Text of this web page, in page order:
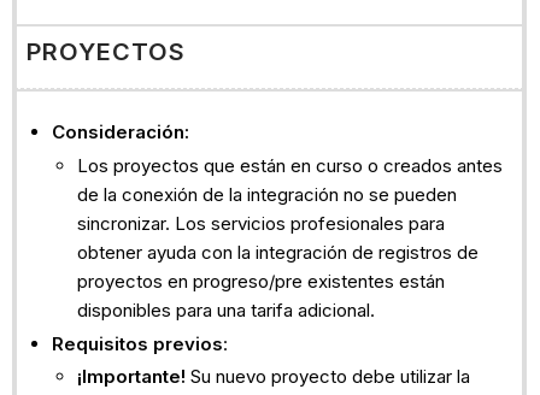
PROYECTOS
Consideración:
Los proyectos que están en curso o creados antes
de la conexión de la integración no se pueden
sincronizar. Los servicios profesionales para
obtener ayuda con la integración de registros de
proyectos en progreso/pre existentes están
disponibles para una tarifa adicional.
Requisitos previos:
¡Importante! Su nuevo proyecto debe utilizar la